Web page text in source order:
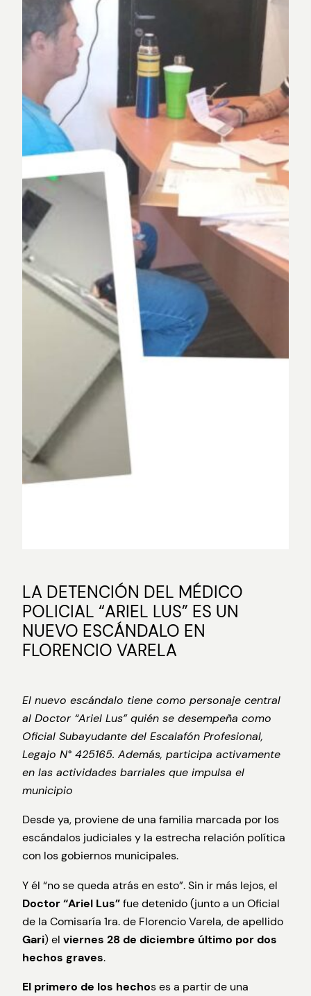
LA DETENCIÓN DEL MÉDICO
POLICIAL “ARIEL LUS” ES UN
NUEVO ESCÁNDALO EN
FLORENCIO VARELA
El nuevo escándalo tiene como personaje central
al Doctor “Ariel Lus” quién se desempeña como
Oficial Subayudante del Escalafón Profesional,
Legajo N° 425165. Además, participa activamente
en las actividades barriales que impulsa el
municipio
Desde ya, proviene de una familia marcada por los
escándalos judiciales y la estrecha relación política
con los gobiernos municipales.
Y él “no se queda atrás en esto”. Sin ir más lejos, el
Doctor “Ariel Lus”fue detenido (junto a un Oficial
de la Comisaría 1ra. de Florencio Varela, de apellido
Gari) el viernes 28 de diciembre último por dos
hechos graves.
El primero de los hechos es a partir de una